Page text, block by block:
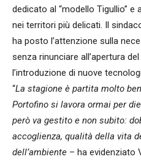
dedicato al “modello Tigullio”
nei territori più delicati. Il
ha posto l’attenzione sulla
senza rinunciare all’apertura
l’introduzione di nuove
“La stagione è partita molto
Portofino si lavora ormai per
però va gestito e non subito:
accoglienza, qualità della vita
dell’ambiente – ha evidenziato